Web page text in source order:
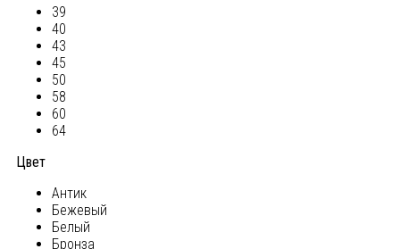
39
40
43
45
50
58
60
64
Цвет
Антик
Бежевый
Белый
Бронза